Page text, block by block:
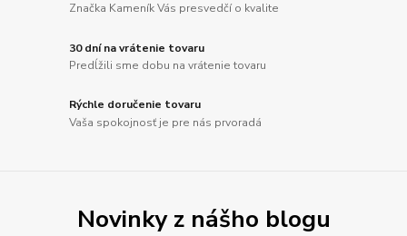
Značka Kameník Vás presvedčí o kvalite
30 dní na vrátenie tovaru
Predĺžili sme dobu na vrátenie tovaru
Rýchle doručenie tovaru
Vaša spokojnosť je pre nás prvoradá
Novinky z nášho blogu